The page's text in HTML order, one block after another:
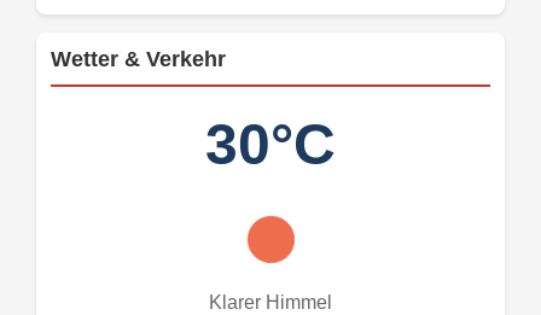
Wetter & Verkehr
30°C
Klarer Himmel